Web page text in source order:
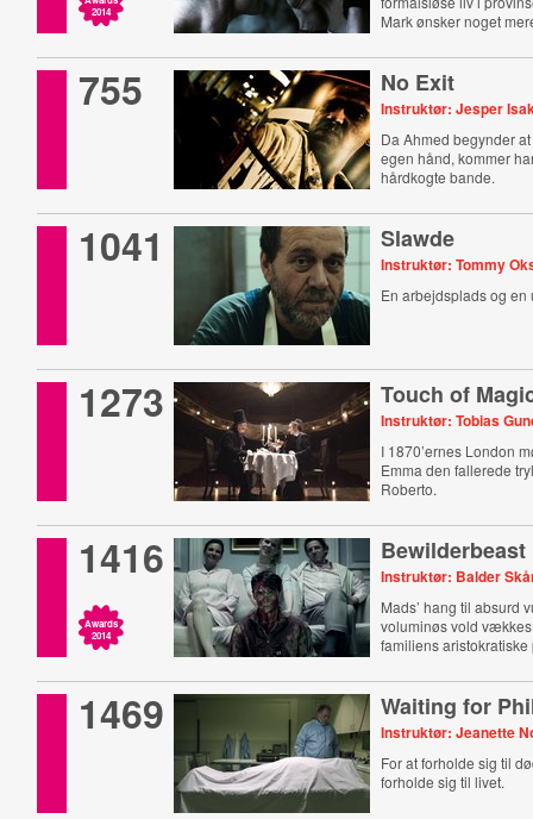
2014
Mark ønsker noget
755 No Exit
Instruktør: Jesper
Da Ahmed begynder
egen hånd, kommer
hårdkogte bande.
1041 Slawde
Instruktør: Tommy
En arbejdsplads og en
1273 Touch of
Instruktør: Tobias
I 1870’ernes London
Emma den fallerede
Roberto.
1416
Awards
2014
Bewilderbeast
Instruktør: Balder
Mads’ hang til absurd
voluminøs vold
familiens
1469 Waiting for
Instruktør: Jeanette
For at forholde sig til
forholde sig til livet.